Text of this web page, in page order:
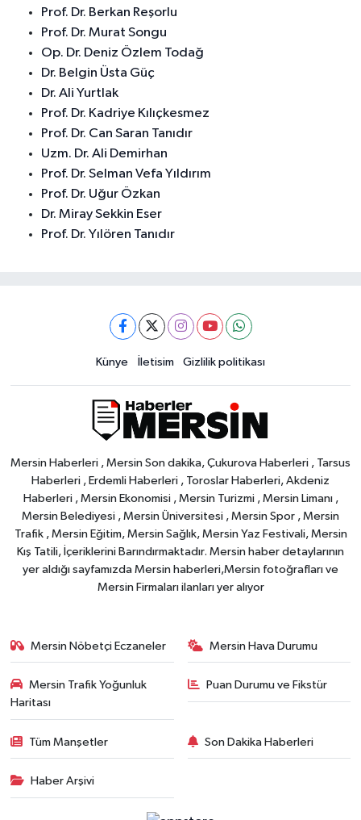
Prof. Dr. Berkan Reşorlu
Prof. Dr. Murat Songu
Op. Dr. Deniz Özlem Todağ
Dr. Belgin Üsta Güç
Dr. Ali Yurtlak
Prof. Dr. Kadriye Kılıçkesmez
Prof. Dr. Can Saran Tanıdır
Uzm. Dr. Ali Demirhan
Prof. Dr. Selman Vefa Yıldırım
Prof. Dr. Uğur Özkan
Dr. Miray Sekkin Eser
Prof. Dr. Yılören Tanıdır
Künye İletisim Gizlilik politikası
Mersin Haberleri , Mersin Son dakika, Çukurova Haberleri , Tarsus
Haberleri , Erdemli Haberleri , Toroslar Haberleri, Akdeniz
Haberleri , Mersin Ekonomisi , Mersin Turizmi , Mersin Limanı ,
Mersin Belediyesi , Mersin Üniversitesi , Mersin Spor , Mersin
Trafik , Mersin Eğitim, Mersin Sağlık, Mersin Yaz Festivali, Mersin
Kış Tatili, İçeriklerini Barındırmaktadır. Mersin haber detaylarının
yer aldığı sayfamızda Mersin haberleri,Mersin fotoğrafları ve
Mersin Firmaları ilanları yer alıyor
Mersin Nöbetçi Eczaneler Mersin Hava Durumu
Mersin Trafik Yoğunluk
Haritası
Puan Durumu ve Fikstür
Tüm Manşetler Son Dakika Haberleri
Haber Arşivi